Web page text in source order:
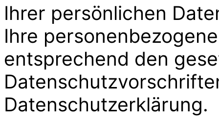
Ihrer persönlichen
Ihre
entsprechend den
Datenschutzerklärung.